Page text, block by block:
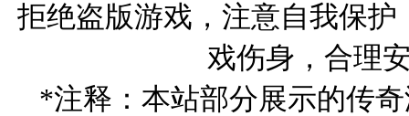
拒绝盗版游戏，注意自我保
戏伤身，合理
*注释：本站部分展示的传